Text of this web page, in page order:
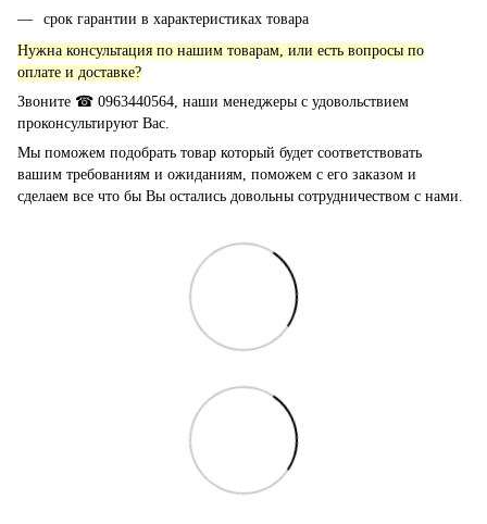
срок гарантии в характеристиках товара
Нужна консультация по нашим товарам, или есть вопросы по
оплате и доставке?
Звоните ☎ 0963440564, наши менеджеры с удовольствием
проконсультируют Вас.
Мы поможем подобрать товар который будет соответствовать
вашим требованиям и ожиданиям, поможем с его заказом и
сделаем все что бы Вы остались довольны сотрудничеством с нами.